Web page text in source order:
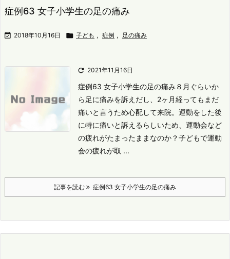
症例63 女子小学生の足の痛み
 2018年10月16日  子ども , 症例 , 足の痛み
 2021年11月16日
症例63 女子小学生の足の痛み ８月ぐらいか
ら足に痛みを訴えだし、2ヶ月経ってもまだ
痛いと言うため心配して来院。 運動をした後
に特に痛いと訴えるらしいため、運動会など
の疲れがたまったままなのか？子どもで運動
会の疲れが取 ...
記事を読む 症例63 女子小学生の足の痛み